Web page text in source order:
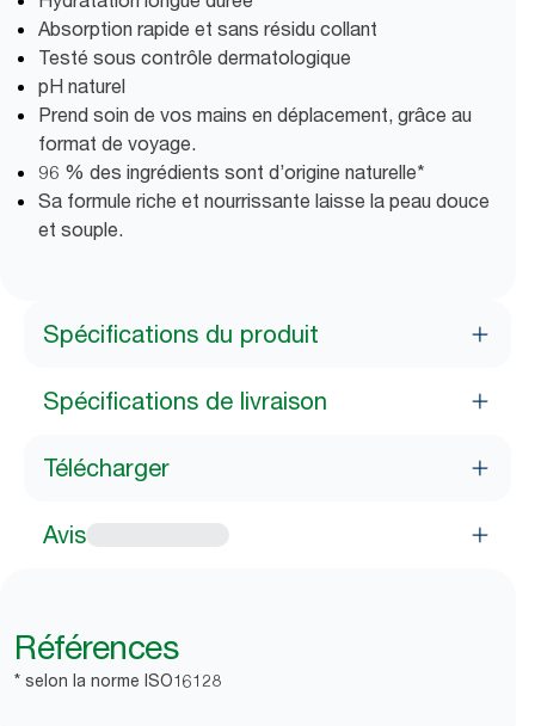
Absorption rapide et sans résidu collant
Testé sous contrôle dermatologique
pH naturel
Prend soin de vos mains en déplacement, grâce au
format de voyage.
96 % des ingrédients sont d’origine naturelle*
Sa formule riche et nourrissante laisse la peau douce
et souple.
Spécifications du produit
Spécifications de livraison
Télécharger
Avis
Références
* selon la norme ISO16128